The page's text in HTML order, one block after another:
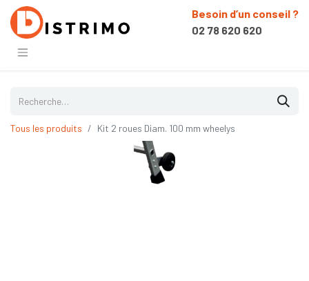
Besoin d’un conseil ?
02 78 620 620
Tous les produits Kit 2 roues Diam. 100 mm wheelys